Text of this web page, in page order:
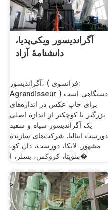
آگراندیسور ویکی‌پدیا،
دانشنامهٔ آزاد
آگراندیسور، ( فرانسوی:
Agrandisseur ‎) دستگاهی است
برای چاپ عکس در اندازه‌های
بزرگتر یا کوچکتر از اندازهٔ اصلی
یک آگراندیسور سیاه و سفید
دورست ایتالیا. شرکت‌های سازنده
مشهور. لایکا، دورست، دان کو،
مئوپتا، کروکس، بسلر، ا�